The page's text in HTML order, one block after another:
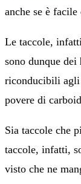
anche se è
Le taccole,
sono dunque dei
riconducibili agli
povere di
Sia taccole che
taccole, infatti,
visto che ne